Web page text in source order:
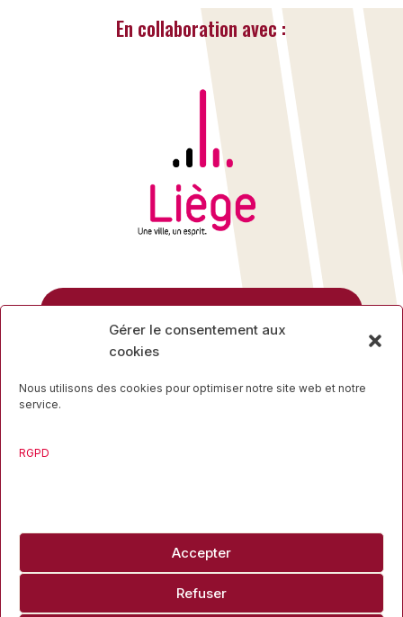
Gérer le consentement aux
cookies
Nous utilisons des cookies pour optimiser notre site web et notre
service.
RGPD
Accepter
Refuser
En collaboration avec :
4000 Liège
04 223 16 34
info@liegesport.be
Copyright ©2026 Liège Sport